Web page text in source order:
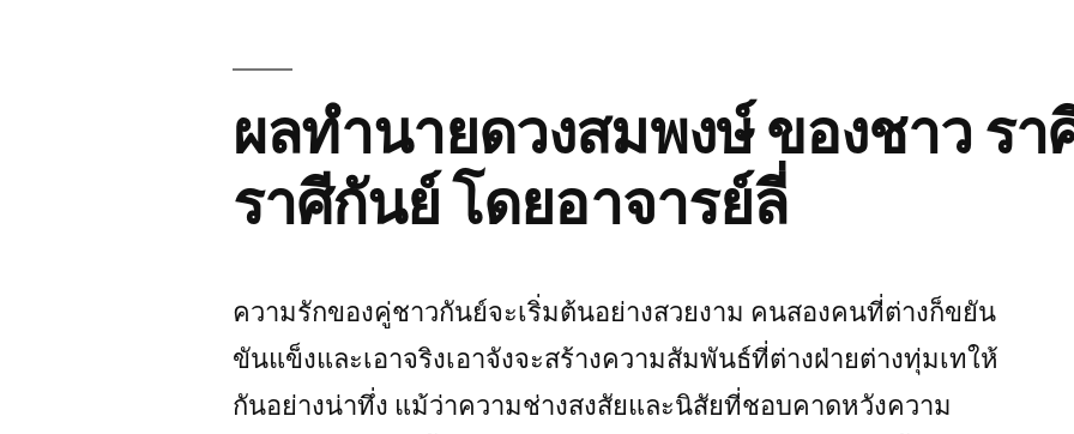
ผลทำนายดวงสมพงษ์ ของชาว รา
ราศีกันย์ โดยอาจารย์ลี่
ความรักของคู่ชาวกันย์จะเริ่มต้นอย่างสวยงาม คนสองคนที่ต่างก็ขยัน
ขันแข็งและเอาจริงเอาจังจะสร้างความสัมพันธ์ที่ต่างฝ่ายต่างทุ่มเทให้
กันอย่างน่าทึ่ง แม้ว่าความช่างสงสัยและนิสัยที่ชอบคาดหวังความ